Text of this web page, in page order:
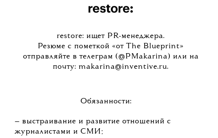
restore: ищет PR-менеджера.
Резюме с пометкой «от The Blueprint»
отправляйте в телеграм (@PMakarina) или на
почту: makarina@inventive.ru.
Обязанности:
— выстраивание и развитие отношений с
журналистами и СМИ;